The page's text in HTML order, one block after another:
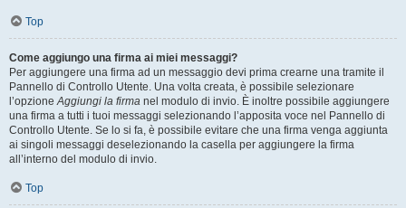
Top
Come aggiungo una firma ai miei messaggi?
Per aggiungere una firma ad un messaggio devi prima crearne una tramite il
Pannello di Controllo Utente. Una volta creata, è possibile selezionare
l’opzioneAggiungi la firma nel modulo di invio. È inoltre possibile aggiungere
una firma a tutti i tuoi messaggi selezionando l’apposita voce nel Pannello di
Controllo Utente. Se lo si fa, è possibile evitare che una firma venga aggiunta
ai singoli messaggi deselezionando la casella per aggiungere la firma
all’interno del modulo di invio.
Top